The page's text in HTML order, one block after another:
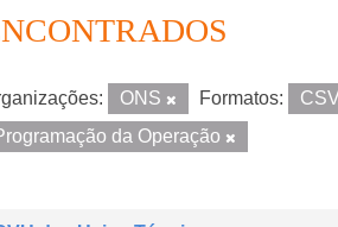
ONS Formatos:
da Operação